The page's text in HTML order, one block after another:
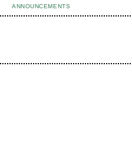
ANNOUNCEMENTS